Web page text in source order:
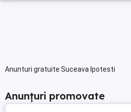
Anunturi gratuite Suceava Ipotesti
Anunțuri promovate